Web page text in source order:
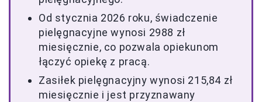
Od stycznia 2026 roku, świadczenie
pielęgnacyjne wynosi 2988 zł
miesięcznie, co pozwala opiekunom
łączyć opiekę z pracą.
Zasiłek pielęgnacyjny wynosi 215,84 zł
miesięcznie i jest przyznawany